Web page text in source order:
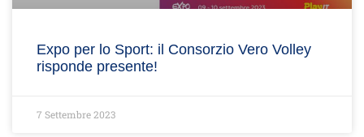
Expo per lo Sport: il Consorzio Vero Volley
risponde presente!
7 Settembre 2023